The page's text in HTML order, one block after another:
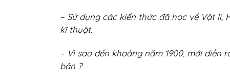
– Sử dụng các kiến thức đã học về Vật lí,
kĩ thuật.
– Vì sao đến khoảng năm 1900, mới
bản ?